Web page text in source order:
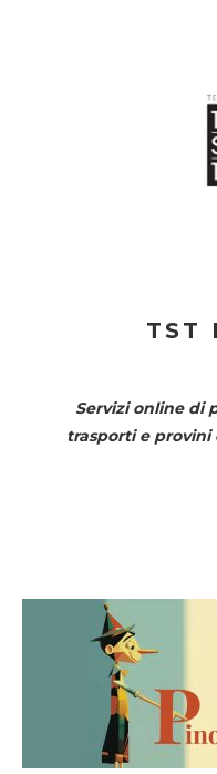
TST
Servizi online di
trasporti e